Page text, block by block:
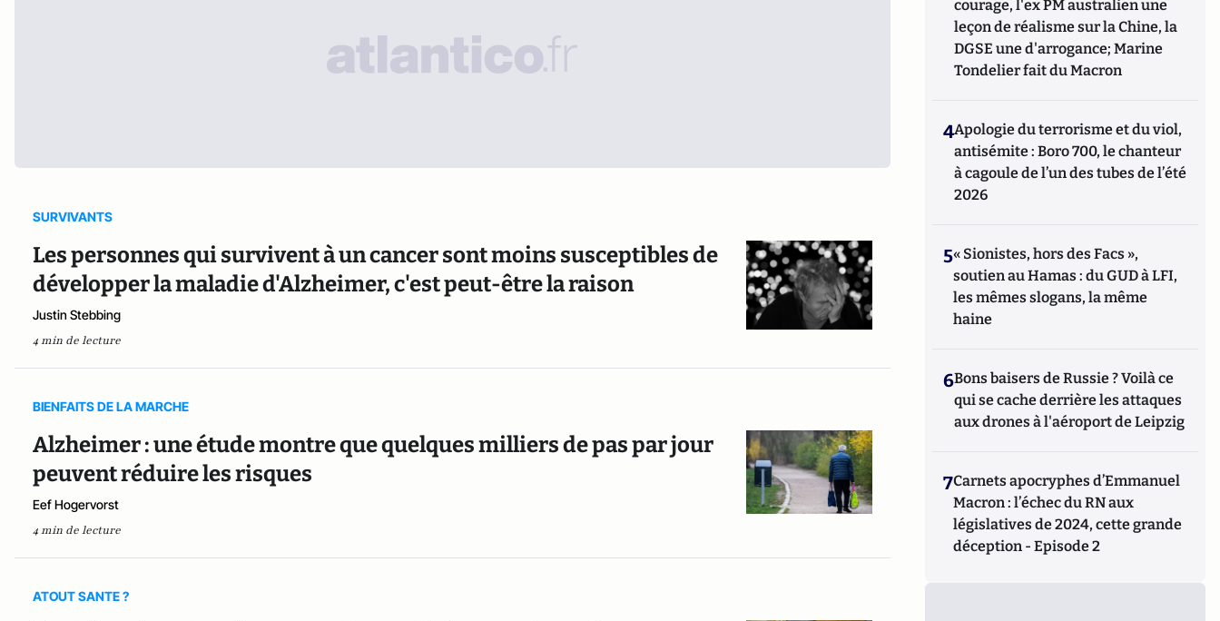
SURVIVANTS
Les personnes qui survivent à un cancer sont moins susceptibles de
développer la maladie d'Alzheimer, c'est peut-être la raison
Justin Stebbing
4 min de lecture
BIENFAITS DE LA MARCHE
Alzheimer : une étude montre que quelques milliers de pas par jour
peuvent réduire les risques
Eef Hogervorst
4 min de lecture
ATOUT SANTE ?
courage, l'ex PM australien une
leçon de réalisme sur la Chine, la
DGSE une d'arrogance; Marine
Tondelier fait du Macron
4Apologie du terrorisme et du viol,
antisémite : Boro 700, le chanteur
à cagoule de l’un des tubes de l’été
2026
5« Sionistes, hors des Facs »,
soutien au Hamas : du GUD à LFI,
les mêmes slogans, la même
haine
6Bons baisers de Russie ? Voilà ce
qui se cache derrière les attaques
aux drones à l'aéroport de Leipzig
7Carnets apocryphes d’Emmanuel
Macron : l’échec du RN aux
législatives de 2024, cette grande
déception - Episode 2